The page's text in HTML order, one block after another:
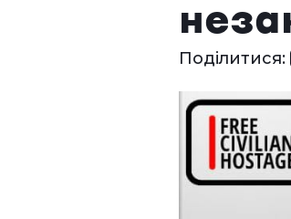
Поділитися: